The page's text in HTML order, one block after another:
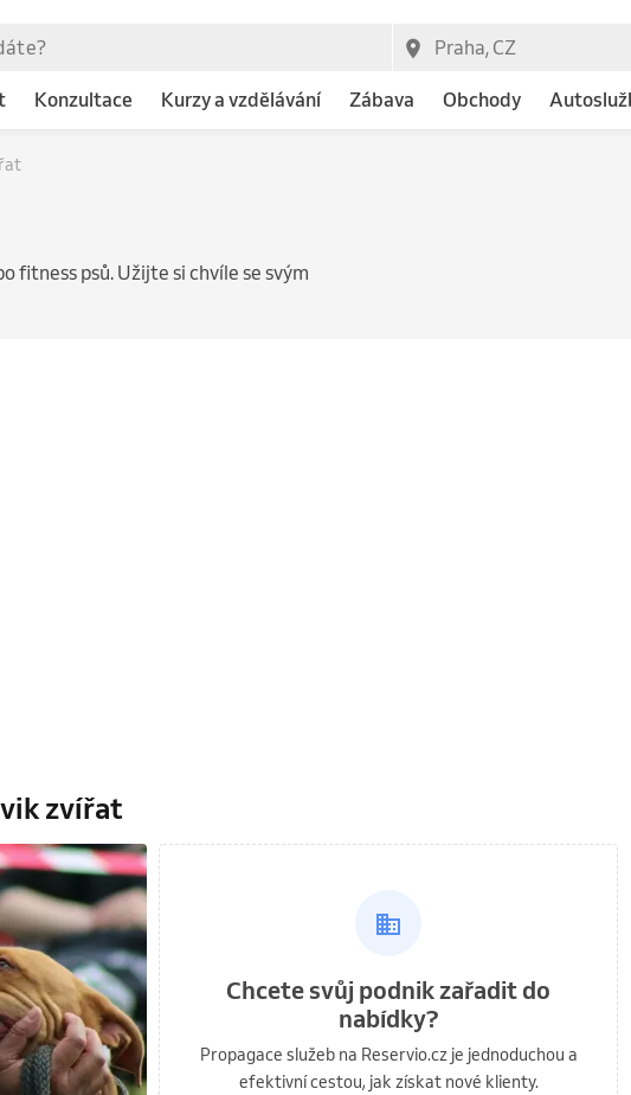
Konzultace Kurzy a vzdělávání Zábava Obchody
fitness psů. Užijte si chvíle se svým
zvířat
Chcete svůj podnik zařadit do
nabídky?
Propagace služeb na Reservio.cz je jednoduchou a
efektivní cestou, jak získat nové klienty.